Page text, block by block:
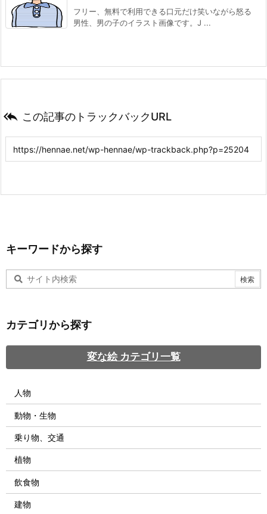
フリー、無料で利用できる口元だけ笑いながら怒る
男性、男の子のイラスト画像です。J ...
 この記事のトラックバックURL
キーワードから探す
カテゴリから探す
変な絵 カテゴリ一覧
人物
動物・生物
乗り物、交通
植物
飲食物
建物